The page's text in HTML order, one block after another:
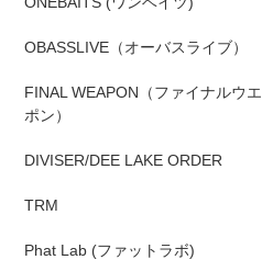
OBASSLIVE（オーバスライブ）
FINAL WEAPON（ファイナルウエ
ポン）
DIVISER/DEE LAKE ORDER
TRM
Phat Lab (ファットラボ)